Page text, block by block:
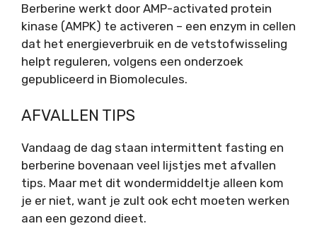
Berberine werkt door AMP-activated protein
kinase (AMPK) te activeren – een enzym in cellen
dat het energieverbruik en de vetstofwisseling
helpt reguleren, volgens een onderzoek
gepubliceerd in Biomolecules.
AFVALLEN TIPS
Vandaag de dag staan intermittent fasting en
berberine bovenaan veel lijstjes met afvallen
tips. Maar met dit wondermiddeltje alleen kom
je er niet, want je zult ook echt moeten werken
aan een gezond dieet.